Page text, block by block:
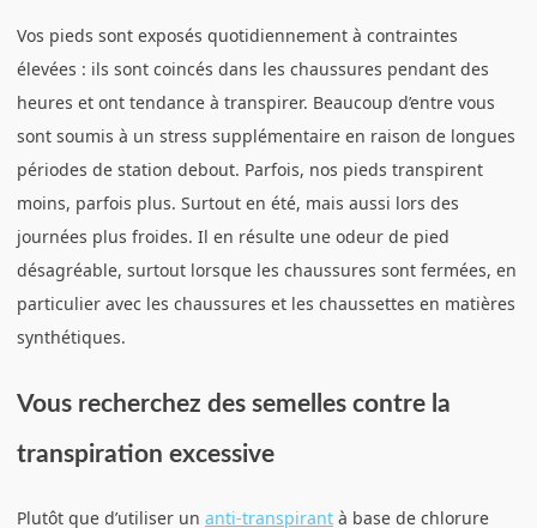
Vos pieds sont exposés quotidiennement à contraintes
élevées : ils sont coincés dans les chaussures pendant des
heures et ont tendance à transpirer. Beaucoup d’entre vous
sont soumis à un stress supplémentaire en raison de longues
périodes de station debout. Parfois, nos pieds transpirent
moins, parfois plus. Surtout en été, mais aussi lors des
journées plus froides. Il en résulte une odeur de pied
désagréable, surtout lorsque les chaussures sont fermées, en
particulier avec les chaussures et les chaussettes en matières
synthétiques.
Vous recherchez des semelles contre la
transpiration excessive
Plutôt que d’utiliser un anti-transpirant à base de chlorure